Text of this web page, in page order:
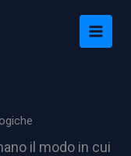
il modo in cui